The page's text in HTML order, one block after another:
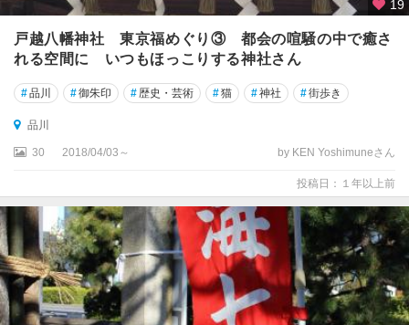
19
戸越八幡神社 東京福めぐり③ 都会の喧騒の中で癒さ
れる空間に いつもほっこりする神社さん
#品川 #御朱印 # 歴史・芸術 #猫 #神社 #街歩き
品川
30 2018/04/03～ by KEN Yoshimuneさん
投稿日：１年以上前